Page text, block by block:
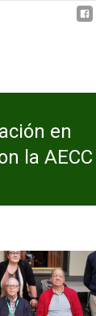
en
la AECC